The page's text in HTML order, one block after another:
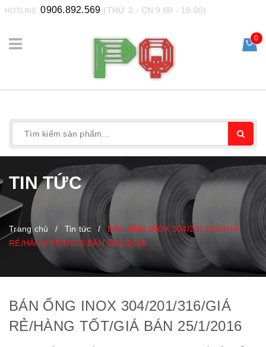
HOTLINE:0906.892.569 (THỨ 2 - CN:9:00 - 18:00)
0
TIN TỨC
Trang chủ / Tin tức /
BÁN ỐNG INOX 304/201/316/GIÁ
RẺ/HÀNG TỐT/GIÁ BÁN 25/1/2016
BÁN ỐNG INOX 304/201/316/GIÁ
RẺ/HÀNG TỐT/GIÁ BÁN 25/1/2016